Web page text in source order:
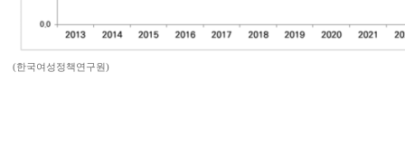
(한국여성정책연구원)